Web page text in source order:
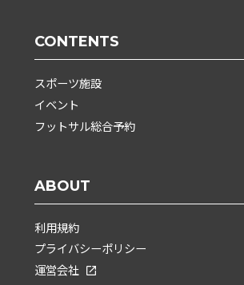
CONTENTS
スポーツ施設
イベント
フットサル総合予約
ABOUT
利用規約
プライバシーポリシー
運営会社